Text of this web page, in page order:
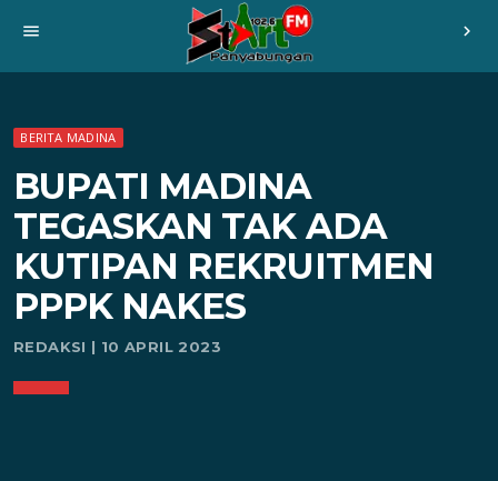
menu chevron_right
BERITA MADINA
BUPATI MADINA
TEGASKAN TAK ADA
KUTIPAN REKRUITMEN
PPPK NAKES
REDAKSI | 10 APRIL 2023